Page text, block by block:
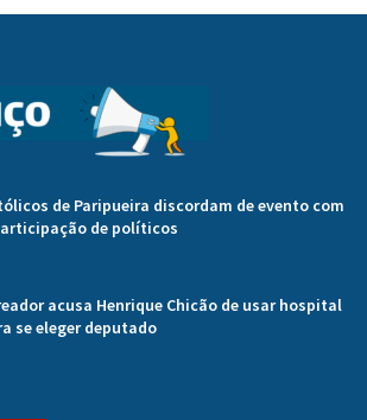
de Paripueira discordam de evento com
de políticos
acusa Henrique Chicão de usar hospital
se eleger deputado